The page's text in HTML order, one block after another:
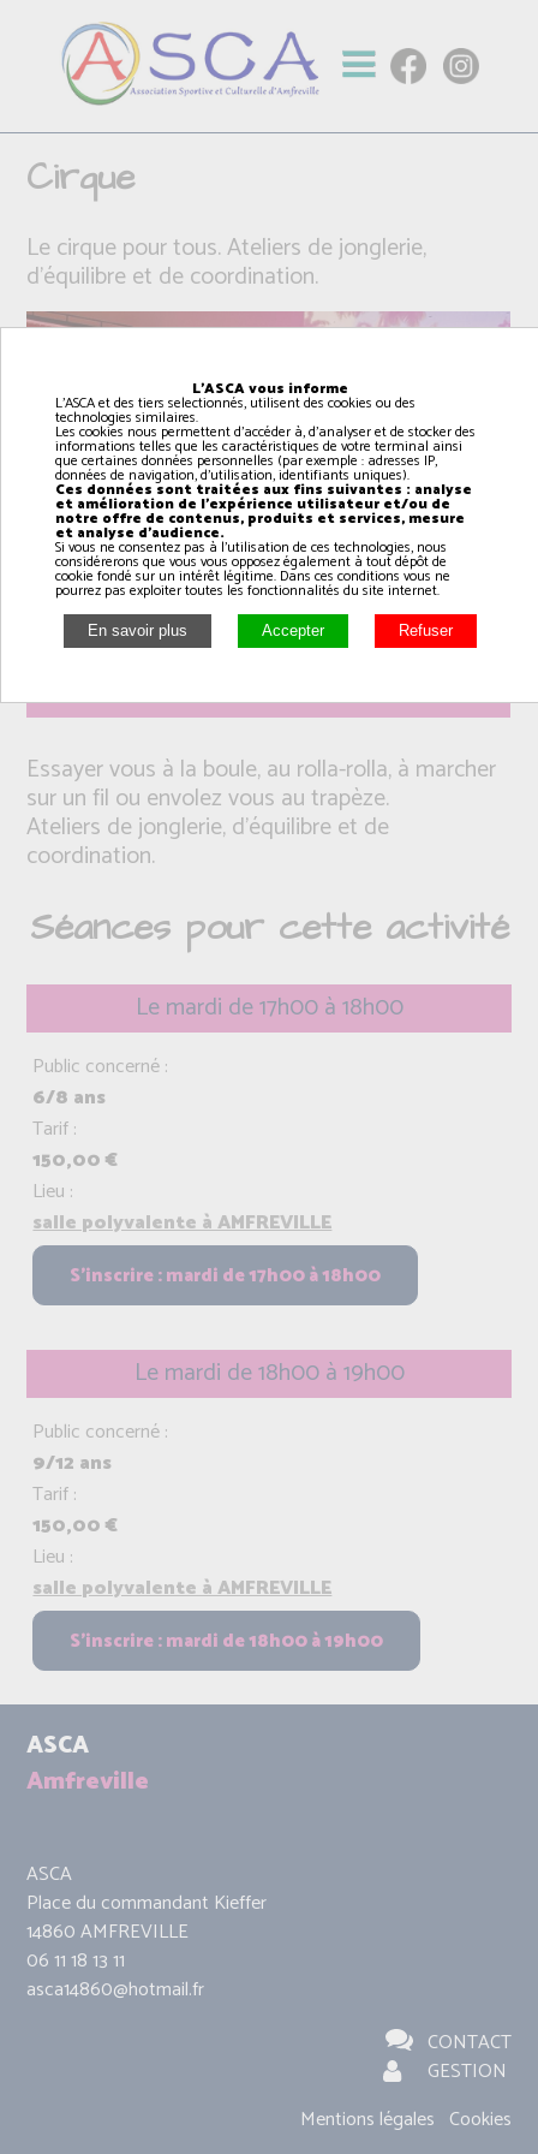
Cirque
Le cirque pour tous. Ateliers de jonglerie,
d'équilibre et de coordination.
Intervenant(e): Coraline
Essayer vous à la boule, au rolla-rolla, à marcher
sur un fil ou envolez vous au trapèze.
Ateliers de jonglerie, d'équilibre et de
coordination.
Séances pour cette activité
Le mardi de 17h00 à 18h00
Public concerné :
6/8 ans
Tarif :
150,00 €
Lieu :
salle polyvalente à AMFREVILLE
Le mardi de 18h00 à 19h00
Public concerné :
9/12 ans
Tarif :
150,00 €
Lieu :
salle polyvalente à AMFREVILLE
ASCA
Amfreville
ASCA
Place du commandant Kieffer
14860 AMFREVILLE
06 11 18 13 11
asca14860@hotmail.fr
CONTACT
GESTION
Mentions légales Cookies
L'ASCA vous informe
L'ASCA et des tiers selectionnés, utilisent des cookies ou des
technologies similaires.
Les cookies nous permettent d'accéder à, d'analyser et de stocker des
informations telles que les caractéristiques de votre terminal ainsi
que certaines données personnelles (par exemple : adresses IP,
données de navigation, d'utilisation, identifiants uniques).
Ces données sont traitées aux fins suivantes : analyse
et amélioration de l'expérience utilisateur et/ou de
notre offre de contenus, produits et services, mesure
et analyse d'audience.
Si vous ne consentez pas à l'utilisation de ces technologies, nous
considérerons que vous vous opposez également à tout dépôt de
cookie fondé sur un intérêt légitime. Dans ces conditions vous ne
pourrez pas exploiter toutes les fonctionnalités du site internet.